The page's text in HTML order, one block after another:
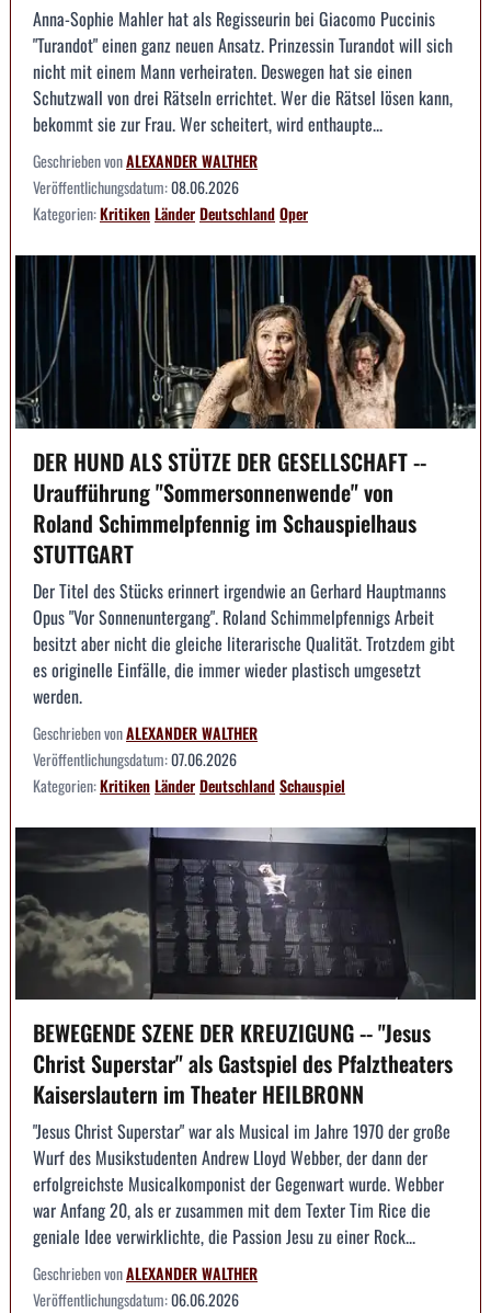
Anna-Sophie Mahler hat als Regisseurin bei Giacomo Puccinis
"Turandot" einen ganz neuen Ansatz. Prinzessin Turandot will sich
nicht mit einem Mann verheiraten. Deswegen hat sie einen
Schutzwall von drei Rätseln errichtet. Wer die Rätsel lösen kann,
bekommt sie zur Frau. Wer scheitert, wird enthaupte...
Geschrieben vonALEXANDER WALTHER
Veröffentlichungsdatum:08.06.2026
Kategorien:KritikenLänderDeutschlandOper
DER HUND ALS STÜTZE DER GESELLSCHAFT --
Uraufführung "Sommersonnenwende" von
Roland Schimmelpfennig im Schauspielhaus
STUTTGART
Der Titel des Stücks erinnert irgendwie an Gerhard Hauptmanns
Opus "Vor Sonnenuntergang". Roland Schimmelpfennigs Arbeit
besitzt aber nicht die gleiche literarische Qualität. Trotzdem gibt
es originelle Einfälle, die immer wieder plastisch umgesetzt
werden.
Geschrieben vonALEXANDER WALTHER
Veröffentlichungsdatum:07.06.2026
Kategorien:KritikenLänderDeutschlandSchauspiel
BEWEGENDE SZENE DER KREUZIGUNG -- "Jesus
Christ Superstar" als Gastspiel des Pfalztheaters
Kaiserslautern im Theater HEILBRONN
"Jesus Christ Superstar" war als Musical im Jahre 1970 der große
Wurf des Musikstudenten Andrew Lloyd Webber, der dann der
erfolgreichste Musicalkomponist der Gegenwart wurde. Webber
war Anfang 20, als er zusammen mit dem Texter Tim Rice die
geniale Idee verwirklichte, die Passion Jesu zu einer Rock...
Geschrieben vonALEXANDER WALTHER
Veröffentlichungsdatum:06.06.2026